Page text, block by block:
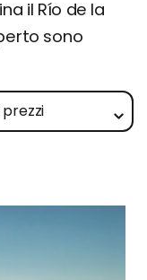
il Río de la
sono